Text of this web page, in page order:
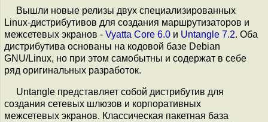
Вышли новые релизы двух специализированных
Linux-дистрибутивов для создания маршрутизаторов и
межсетевых экранов - Vyatta Core 6.0 и Untangle 7.2. Оба
дистрибутива основаны на кодовой базе Debian
GNU/Linux, но при этом самобытны и содержат в себе
ряд оригинальных разработок.
Untangle представляет собой дистрибутив для
создания сетевых шлюзов и корпоративных
межсетевых экранов. Классическая пакетная база